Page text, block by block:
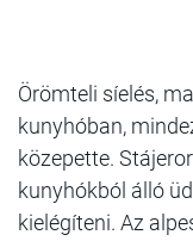
Örömteli síelés,
kunyhóban,
közepette.
kunyhókból álló
kielégíteni. Az